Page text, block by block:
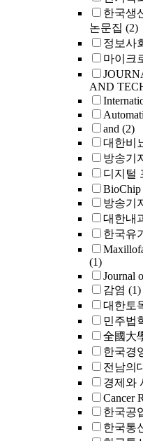
한국생
논문집 (2)
정보사
마이크
AND
and (2)
대한비
방송기
디지털
BioChip
방송기
대한내
한국유
(1)
Journal
감염 (1)
대한토
민주법
全國大
한국경
전남의
경제와
Cancer
한국공
한국통